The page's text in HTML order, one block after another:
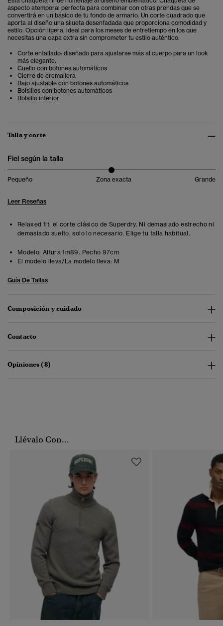
aspecto atemporal perfecta para combinar con otras prendas que se
convertirá en un básico de tu fondo de armario. Un corte cuadrado que
aporta al diseño una silueta desenfadada que proporciona comodidad y
estilo. Opción ligera, ideal para los meses de entretiempo en los que
necesitas una capa extra sin comprometer tu estilo auténtico.
Corte entallado: diseñado para ajustarse más al cuerpo para un look
más elegante .
Cuello con botones automáticos
Cierre de cremallera
Bajo ajustable con botones automáticos
Bolsillos con botones automáticos
Bolsillo interior
Talla y corte
Fiel según la talla
Pequeño Zona exacta Grande
Leer Reseñas
Relaxed fit: el corte clásico de Superdry. Ni demasiado estrecho ni
demasiado suelto, solo lo necesario. Elige tu talla habitual.
Modelo: Altura 1m89. Pecho 97cm
El modelo lleva/La modelo lleva: M
Guía De Tallas
Composición y cuidado
Contacto
Opiniones (8)
Llévalo Con...